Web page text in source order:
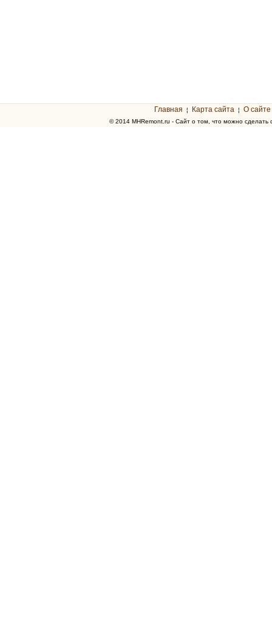
Главная ¦ Карта сайта ¦ О сайте
© 2014 MHRemont.ru - Сайт о том, что можно сделать